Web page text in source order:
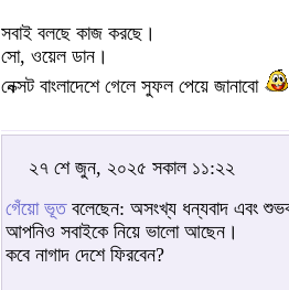
সবাই বলছে কাজ করছে।
সো, ওয়েল ডান।
নেক্সট বাংলাদেশে গেলে সুফল পেয়ে জানাবো
২৭ শে জুন, ২০২৫ সকাল ১১:২২
গেঁয়ো ভূতবলেছেন: অসংখ্য ধন্যবাদ এবং
আপনিও সবাইকে নিয়ে ভালো আছেন।
কবে নাগাদ দেশে ফিরবেন?